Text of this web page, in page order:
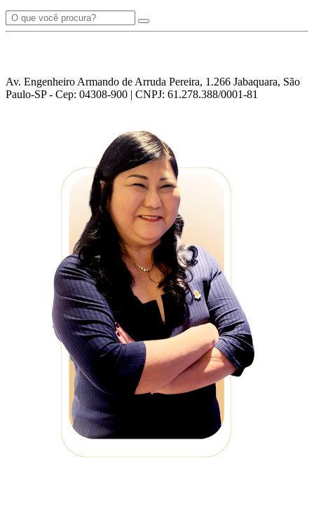
Av. Engenheiro Armando de Arruda Pereira, 1.266 Jabaquara, São
Paulo-SP - Cep: 04308-900 | CNPJ: 61.278.388/0001-81